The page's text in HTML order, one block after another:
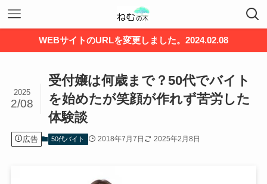
WEBサイトのURLを変更しました。2024.02.08
受付嬢は何歳まで？50代でバイト
を始めたが笑顔が作れず苦労した
体験談
2025
2/08
広告 50代バイト 2018年7月7日 2025年2月8日